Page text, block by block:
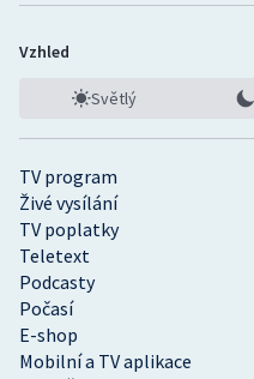
TV program
Živé vysílání
TV poplatky
Teletext
Podcasty
Počasí
E-shop
Mobilní a TV aplikace
Vzhled
Světlý